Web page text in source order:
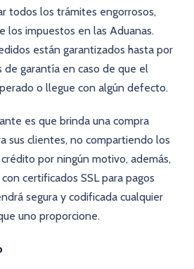
todos los trámites engorrosos,
los impuestos en las Aduanas.
están garantizados hasta por
garantía en caso de que el
o llegue con algún defecto.
es que brinda una compra
sus clientes, no compartiendo los
por ningún motivo, además,
certificados SSL para pagos
segura y codificada cualquier
uno proporcione.